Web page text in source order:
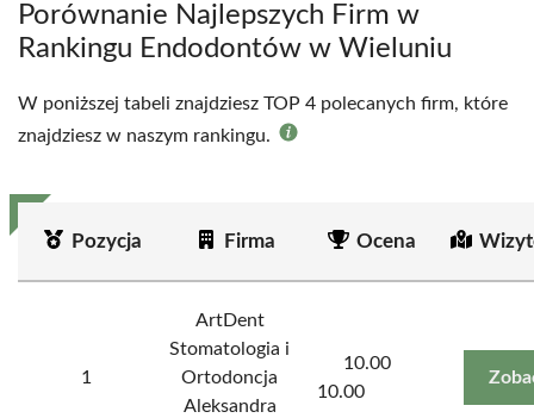
Porównanie Najlepszych Firm w
Rankingu Endodontów w Wieluniu
W poniższej tabeli znajdziesz TOP 4 polecanych firm, które
znajdziesz w naszym rankingu.
Pozycja Firma Ocena
1
ArtDent
Stomatologia i
Ortodoncja
Aleksandra
10.00
10.00